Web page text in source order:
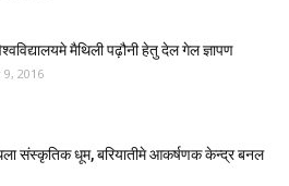
मैथिली पढ़ौनी हेतु देल गेल ज्ञापण
2016
संस्कृतिक धूम, बरियातीमे आकर्षणक केन्द्र बनल